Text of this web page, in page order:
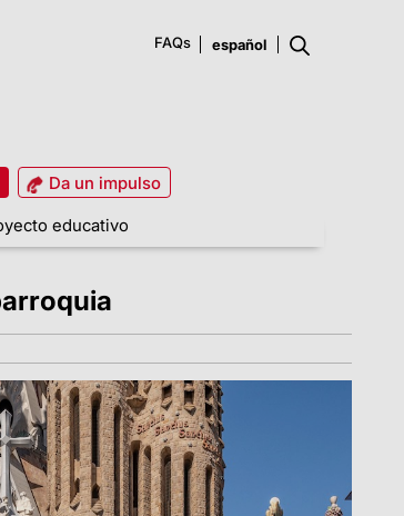
FAQs
Da un impulso
educativo